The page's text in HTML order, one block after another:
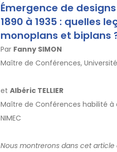
Émergence de
1890 à 1935 : quelles
monoplans et biplans
Par Fanny SIMON
Maître de Conférences,
et Albéric TELLIER
Maître de Conférences habilité à
NIMEC
Nous montrerons dans cet